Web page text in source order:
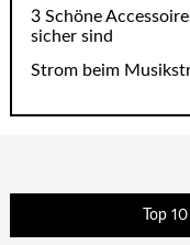
3 Schöne
sicher sind
Strom beim
Top